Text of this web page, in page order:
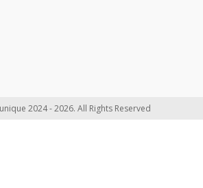
2024 - 2026. All Rights Reserved